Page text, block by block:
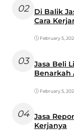
02
Di Balik
Cara
February 5,
03
Jasa Beli
Benarkah
February 5,
04 Jasa
Kerjanya